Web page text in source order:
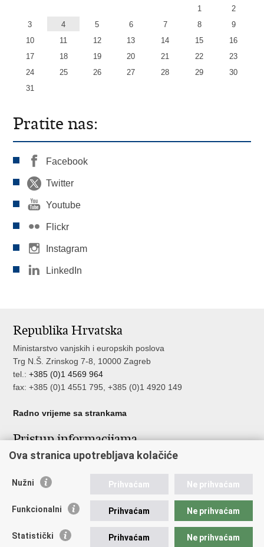
1
2
3
4 5 6 7 8
9
10
11 12 13 14 15
16
17
18 19 20 21 22
23
24
25 26 27 28 29
30
31
Pratite nas:
Facebook
Twitter
Youtube
Flickr
Instagram
LinkedIn
Republika Hrvatska
Ministarstvo vanjskih i europskih poslova
Trg N.Š. Zrinskog 7-8, 10000 Zagreb
tel.:+385 (0)1 4569 964
fax: +385 (0)1 4551 795, +385 (0)1 4920 149
Radno vrijeme sa strankama
Pristup informacijama
Pristup informacijama
Nepravilnosti
Javna nabava u MVEP-u
Ova stranica upotrebljava kolačiće
Nužni Prihvaćam Ne prihvaćam
Funkcionalni Prihvaćam Ne prihvaćam
Statistički Prihvaćam Ne prihvaćam